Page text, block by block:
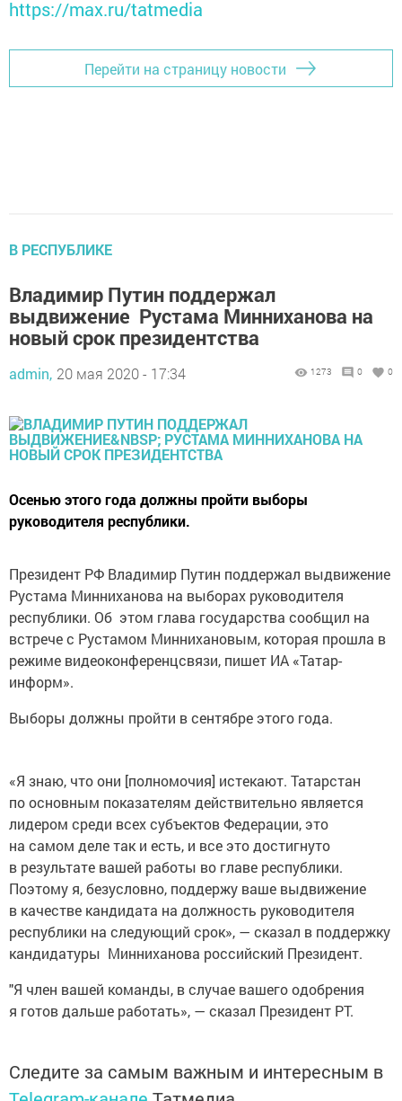
https://max.ru/tatmedia
Перейти на страницу новости
В РЕСПУБЛИКЕ
Владимир Путин поддержал
выдвижение Рустама Минниханова на
новый срок президентства
admin, 20 мая 2020 - 17:34 1273 0 0
Осенью этого года должны пройти выборы
руководителя республики.
Президент РФ Владимир Путин поддержал выдвижение
Рустама Минниханова на выборах руководителя
республики. Об этом глава государства сообщил на
встрече с Рустамом Миннихановым, которая прошла в
режиме видеоконференцсвязи, пишет ИА «Татар-
информ».
Выборы должны пройти в сентябре этого года.
«Я знаю, что они [полномочия] истекают. Татарстан
по основным показателям действительно является
лидером среди всех субъектов Федерации, это
на самом деле так и есть, и все это достигнуто
в результате вашей работы во главе республики.
Поэтому я, безусловно, поддержу ваше выдвижение
в качестве кандидата на должность руководителя
республики на следующий срок», — сказал в поддержку
кандидатуры Минниханова российский Президент.
"Я член вашей команды, в случае вашего одобрения
я готов дальше работать», — сказал Президент РТ.
Следите за самым важным и интересным в